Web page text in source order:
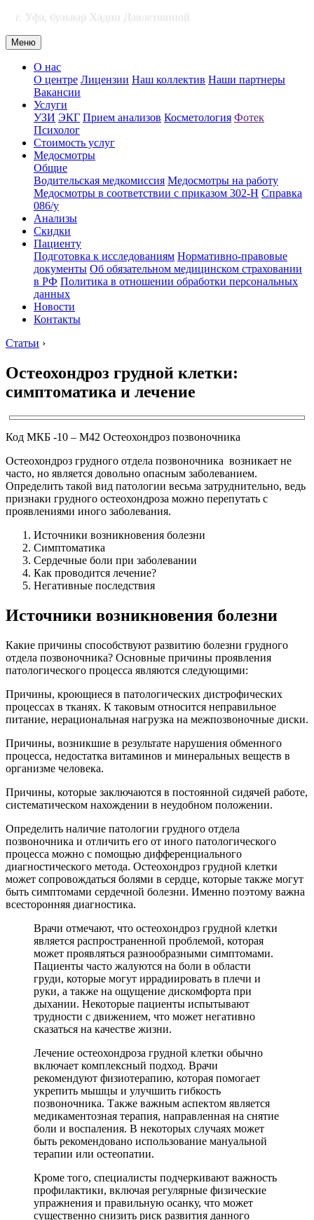
г. Уфа, бульвар Хадии Давлетшиной
Меню
О нас
О центре Лицензии Наш коллектив Наши партнеры
Вакансии
Услуги
УЗИ ЭКГ Прием анализов Косметология Фотек
Психолог
Стоимость услуг
Медосмотры
Общие
Водительская медкомиссия Медосмотры на работу
Медосмотры в соответствии с приказом 302-Н Справка
086/у
Анализы
Скидки
Пациенту
Подготовка к исследованиям Нормативно-правовые
документы Об обязательном медицинском страховании
в РФ Политика в отношении обработки персональных
данных
Новости
Контакты
Статьи ›
Остеохондроз грудной клетки:
симптоматика и лечение
Код МКБ -10 – M42 Остеохондроз позвоночника
Остеохондроз грудного отдела позвоночника возникает не
часто, но является довольно опасным заболеванием.
Определить такой вид патологии весьма затруднительно, ведь
признаки грудного остеохондроза можно перепутать с
проявлениями иного заболевания.
Источники возникновения болезни
Симптоматика
Сердечные боли при заболевании
Как проводится лечение?
Негативные последствия
Источники возникновения болезни
Какие причины способствуют развитию болезни грудного
отдела позвоночника? Основные причины проявления
патологического процесса являются следующими:
Причины, кроющиеся в патологических дистрофических
процессах в тканях. К таковым относится неправильное
питание, нерациональная нагрузка на межпозвоночные диски.
Причины, возникшие в результате нарушения обменного
процесса, недостатка витаминов и минеральных веществ в
организме человека.
Причины, которые заключаются в постоянной сидячей работе,
систематическом нахождении в неудобном положении.
Определить наличие патологии грудного отдела
позвоночника и отличить его от иного патологического
процесса можно с помощью дифференциального
диагностического метода. Остеохондроз грудной клетки
может сопровождаться болями в сердце, которые также могут
быть симптомами сердечной болезни. Именно поэтому важна
всесторонняя диагностика.
Врачи отмечают, что остеохондроз грудной клетки
является распространенной проблемой, которая
может проявляться разнообразными симптомами.
Пациенты часто жалуются на боли в области
груди, которые могут иррадиировать в плечи и
руки, а также на ощущение дискомфорта при
дыхании. Некоторые пациенты испытывают
трудности с движением, что может негативно
сказаться на качестве жизни.
Лечение остеохондроза грудной клетки обычно
включает комплексный подход. Врачи
рекомендуют физиотерапию, которая помогает
укрепить мышцы и улучшить гибкость
позвоночника. Также важным аспектом является
медикаментозная терапия, направленная на снятие
боли и воспаления. В некоторых случаях может
быть рекомендовано использование мануальной
терапии или остеопатии.
Кроме того, специалисты подчеркивают важность
профилактики, включая регулярные физические
упражнения и правильную осанку, что может
существенно снизить риск развития данного